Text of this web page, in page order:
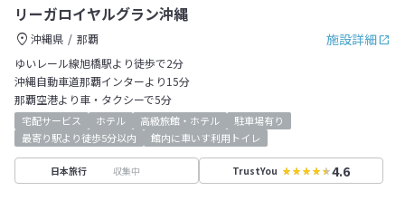
リーガロイヤルグラン沖縄
施設詳細
沖縄県
那覇
ゆいレール線旭橋駅より徒歩で2分
沖縄自動車道那覇インターより15分
那覇空港より車・タクシーで5分
宅配サービス ホテル 高級旅館・ホテル
駐車場有り
最寄り駅より徒歩5分以内
館内に車いす利用トイレ
日本旅行 収集中 TrustYou 4.6